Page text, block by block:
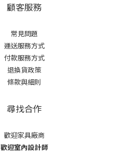
顧客服務
常見問題
運送服務方式
付款服務方式
退換貨政策
條款與細則
尋找合作
歡迎家具廠商
歡迎室內設計師